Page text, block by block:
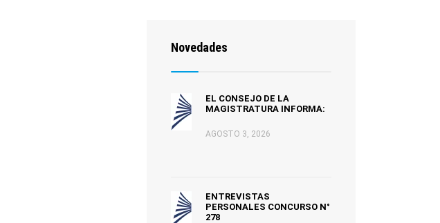
Novedades
EL CONSEJO DE LA
MAGISTRATURA INFORMA:
AGOSTO 3, 2026
ENTREVISTAS
PERSONALES CONCURSO N°
278